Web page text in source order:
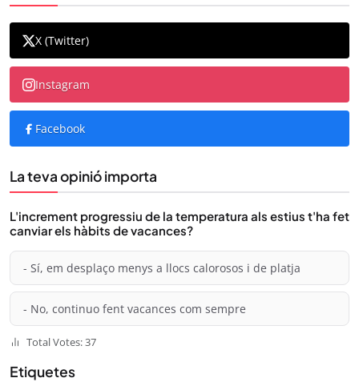
X (Twitter)
Instagram
Facebook
La teva opinió importa
L'increment progressiu de la temperatura als estius t'ha fet
canviar els hàbits de vacances?
- Sí, em desplaço menys a llocs calorosos i de platja
- No, continuo fent vacances com sempre
Total Votes: 37
Etiquetes